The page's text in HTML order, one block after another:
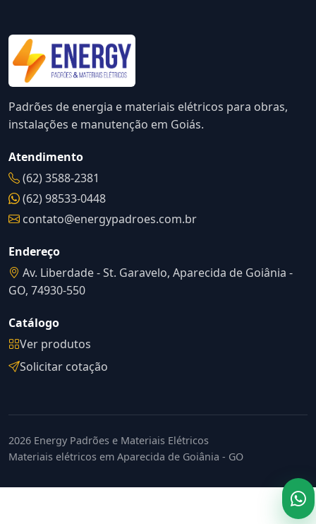
Padrões de energia e materiais elétricos para obras,
instalações e manutenção em Goiás.
Atendimento
(62) 3588-2381
(62) 98533-0448
contato@energypadroes.com.br
Endereço
Av. Liberdade - St. Garavelo, Aparecida de Goiânia -
GO, 74930-550
Catálogo
Ver produtos
Solicitar cotação
2026 Energy Padrões e Materiais Elétricos
Materiais elétricos em Aparecida de Goiânia - GO